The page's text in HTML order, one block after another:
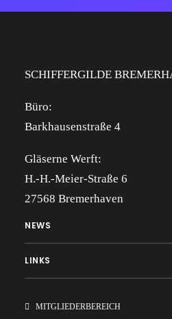
SCHIFFERGILDE
Büro:
Barkhausenstraße 4
Gläserne Werft:
H.-H.-Meier-Straße 6
27568 Bremerhaven
NEWS
LINKS
MITGLIEDERBEREICH